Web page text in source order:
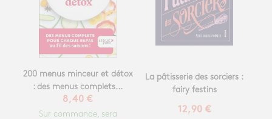
200 menus minceur et détox
: des menus complets...
8,40 €
Sur commande, sera
La pâtisserie des sorciers :
fairy festins
12,90 €